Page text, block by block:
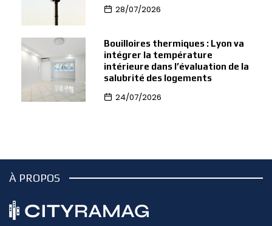
28/07/2026
Bouilloires thermiques : Lyon va
intégrer la température
intérieure dans l’évaluation de la
salubrité des logements
24/07/2026
À PROPOS